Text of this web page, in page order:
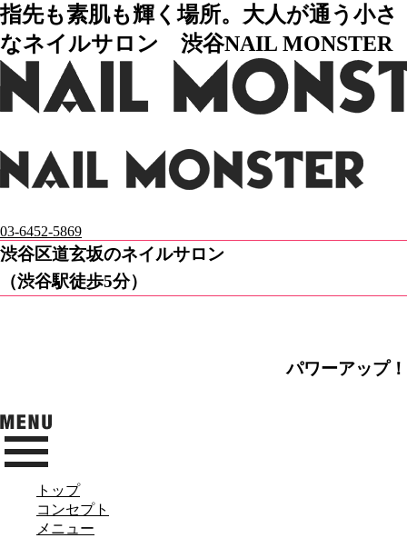
指先も素肌も輝く場所。大人が通う小さ
なネイルサロン 渋谷NAIL MONSTER
03-6452-5869
渋谷区道玄坂のネイルサロン
（渋谷駅徒歩5分）
パワーアップ！
トップ
コンセプト
メニュー